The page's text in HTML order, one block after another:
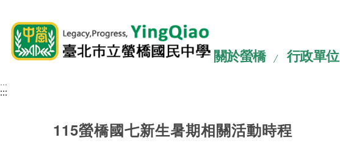
:::
關於螢橋 行政單位
:::
:::
115螢橋國七新生暑期相關活動時程